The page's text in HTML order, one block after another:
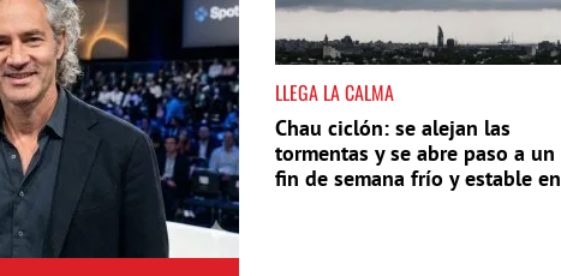
LLEGA LA CALMA
Chau ciclón: se alejan las
tormentas y se abre paso a un
fin de semana frío y estable en